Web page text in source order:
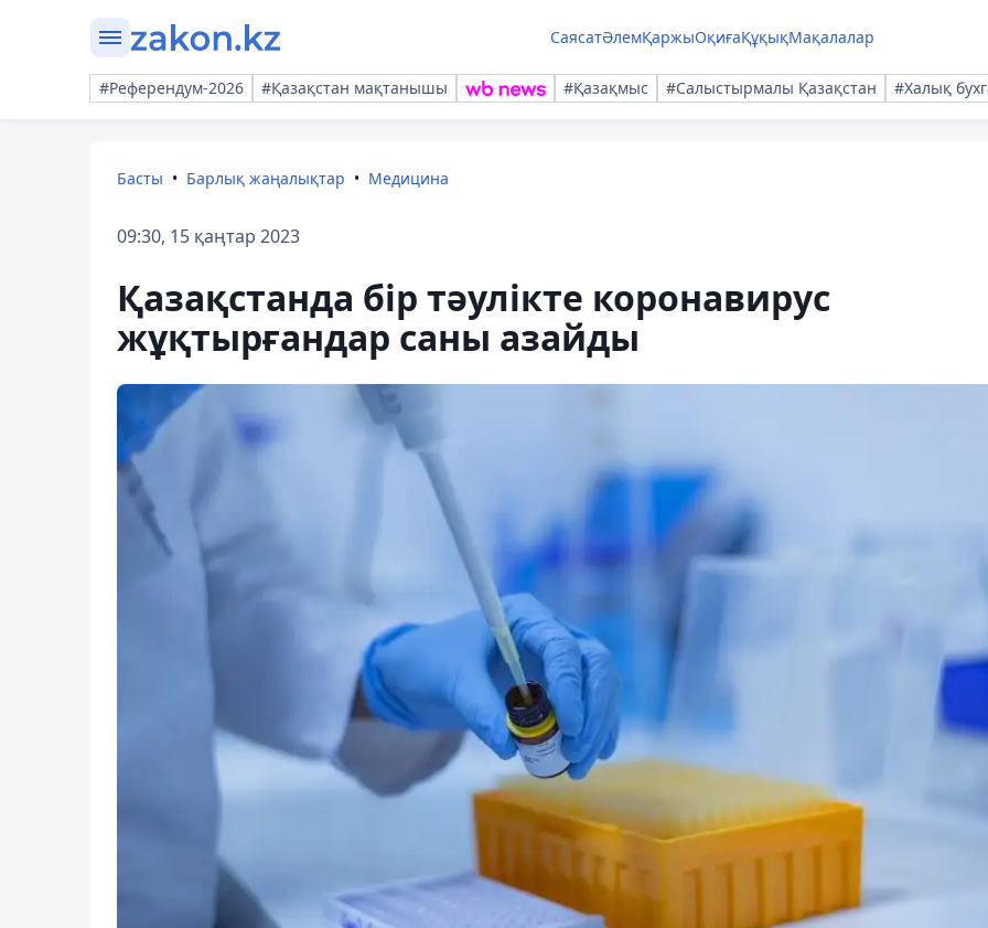
СаясатӘлемҚаржыОқиғаҚұқықМақалалар
#Референдум-2026 #Қазақстан мақтанышы #Қазақмыс #Салыстырмалы Қазақстан #Халық
Басты Барлық жаңалықтар Медицина
09:30, 15 қаңтар 2023
Қазақстанда бір тәулікте коронавирус
жұқтырғандар саны азайды